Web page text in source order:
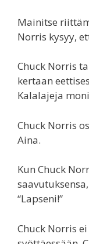
Mainitse
Norris kysyy,
Chuck Norris
kertaan
Kalalajeja
Chuck Norris
Aina.
Kun Chuck
“Lapseni!”
Chuck Norris